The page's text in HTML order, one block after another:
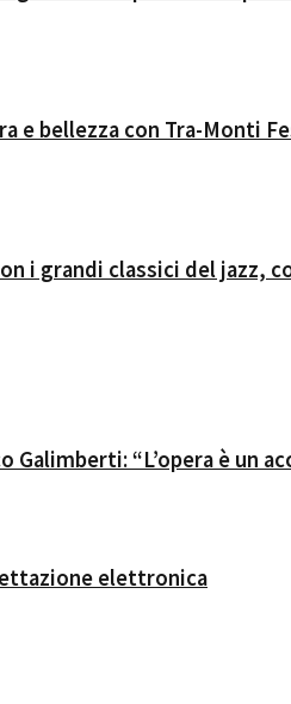
e bellezza con Tra-Monti
i grandi classici del jazz,
Galimberti: “L’opera è
elettronica